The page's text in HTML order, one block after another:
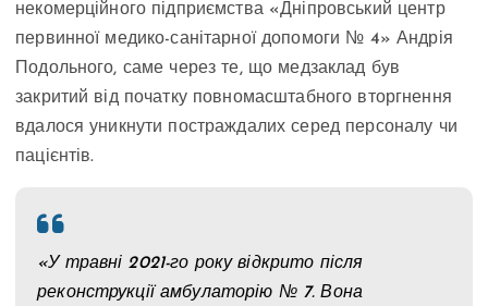
некомерційного підприємства «Дніпровський центр
первинної медико-санітарної допомоги № 4» Андрія
Подольного, саме через те, що медзаклад був
закритий від початку повномасштабного вторгнення
вдалося уникнути постраждалих серед персоналу чи
пацієнтів.
«У травні 2021-го року відкрито після
реконструкції амбулаторію № 7. Вона